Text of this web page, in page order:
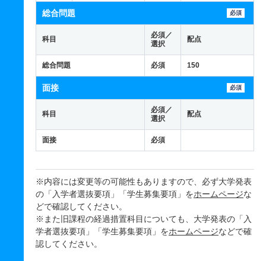
総合問題 必須
科目
必須／
選択
配点
総合問題 必須 150
面接 必須
科目
必須／
選択
配点
面接 必須
※内容には変更等の可能性もありますので、必ず大学発表
の「入学者選抜要項」「学生募集要項」をホームページな
どで確認してください。
※また旧課程の経過措置科目についても、大学発表の「入
学者選抜要項」「学生募集要項」をホームページなどで確
認してください。